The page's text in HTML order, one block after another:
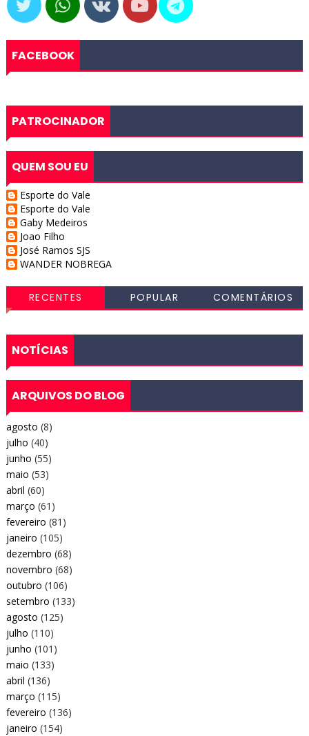
FACEBOOK
PATROCINADOR
QUEM SOU EU
Esporte do Vale
Esporte do Vale
Gaby Medeiros
Joao Filho
José Ramos SJS
WANDER NOBREGA
RECENTES POPULAR COMENTÁRIOS
NOTÍCIAS
ARQUIVOS DO BLOG
agosto (8)
julho (40)
junho (55)
maio (53)
abril (60)
março (61)
fevereiro (81)
janeiro (105)
dezembro (68)
novembro (68)
outubro (106)
setembro (133)
agosto (125)
julho (110)
junho (101)
maio (133)
abril (136)
março (115)
fevereiro (136)
janeiro (154)